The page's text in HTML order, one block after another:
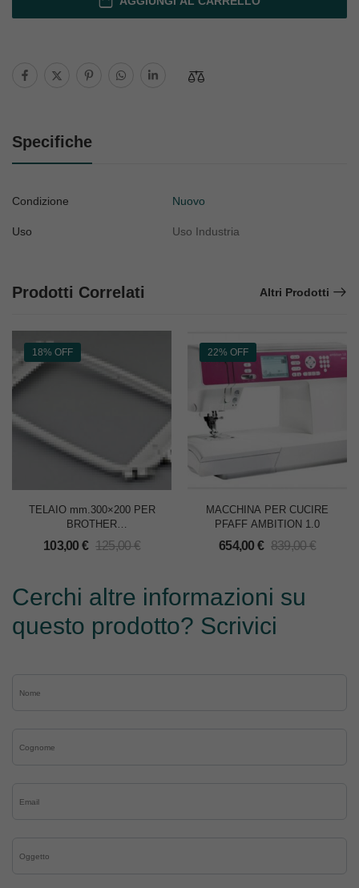
Specifiche
Condizione Nuovo
Uso Uso Industria
Prodotti Correlati Altri Prodotti
18% OFF
TELAIO mm.300×200 PER
BROTHER
PR600/PR600II/PR620/PR650/PR1000
103,00 € 125,00€
22% OFF
MACCHINA PER CUCIRE
PFAFF AMBITION 1.0
654,00 € 839,00€
Cerchi altre informazioni su
questo prodotto? Scrivici